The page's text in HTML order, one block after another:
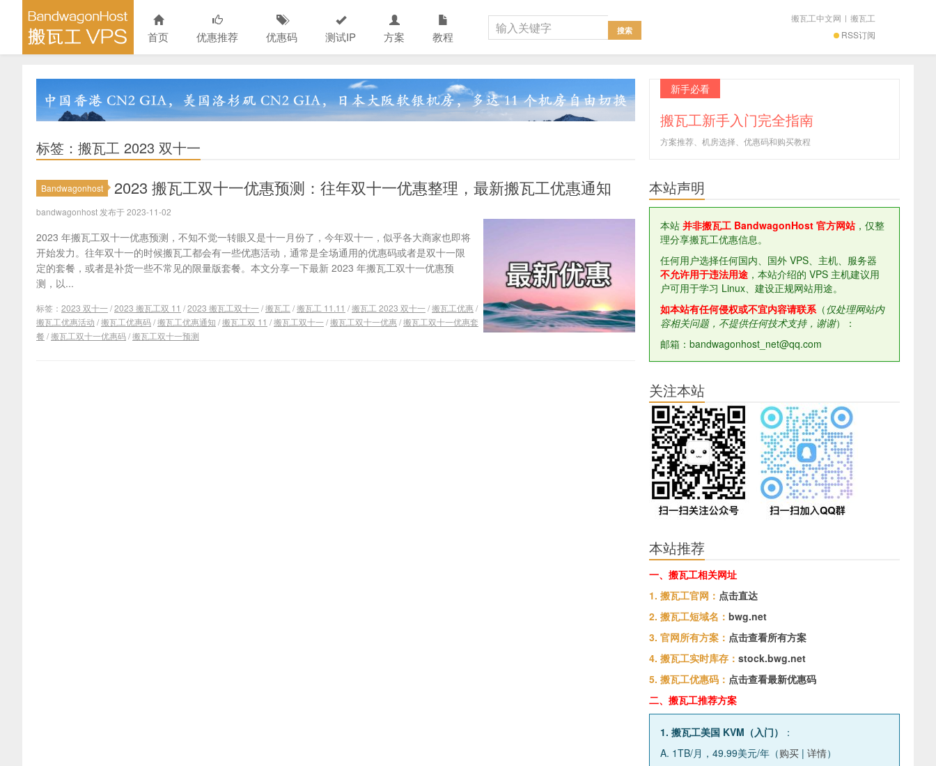
首页 优惠推荐 优惠码 测试IP 方案 教程 RSS订阅
搬瓦工中文网 | 搬瓦工
标签：搬瓦工 2023 双十一
Bandwagonhost 2023 搬瓦工双十一优惠预测：往年双十一优惠整理，最新搬瓦工优惠通知
bandwagonhost 发布于 2023-11-02
2023 年搬瓦工双十一优惠预测，不知不觉一转眼又是十一月份了，今年双十一，似乎各大商家也即将
开始发力。往年双十一的时候搬瓦工都会有一些优惠活动，通常是全场通用的优惠码或者是双十一限
定的套餐，或者是补货一些不常见的限量版套餐。本文分享一下最新 2023 年搬瓦工双十一优惠预
测，以...
标签： 2023 双十一/2023 搬瓦工双 11 /2023 搬瓦工双十一/搬瓦工 /搬瓦工 11.11 /搬瓦工 2023 双十一/搬瓦工优惠/
搬瓦工优惠活动 /搬瓦工优惠码/搬瓦工优惠通知 /搬瓦工双 11 /搬瓦工双十一/搬瓦工双十一优惠/搬瓦工双十一优惠套
餐 /搬瓦工双十一优惠码/搬瓦工双十一预测
新手必看
搬瓦工新手入门完全指南
方案推荐、机房选择、优惠码和购买教程
本站声明
本站 并非搬瓦工 BandwagonHost 官方网站，仅整
理分享搬瓦工优惠信息。
任何用户选择任何国内、国外 VPS、主机、服务器
不允许用于违法用途 ，本站介绍的 VPS 主机建议用
户可用于学习 Linux、建设正规网站用途。
如本站有任何侵权或不宜内容请联系（仅处理网站内
容相关问题，不提供任何技术支持，谢谢）：
邮箱：bandwagonhost_net@qq.com
关注本站
本站推荐
一、搬瓦工相关网址
1. 搬瓦工官网： 点击直达
2. 搬瓦工短域名： bwg.net
3. 官网所有方案： 点击查看所有方案
4. 搬瓦工实时库存： stock.bwg.net
5. 搬瓦工优惠码： 点击查看最新优惠码
二、搬瓦工推荐方案
1. 搬瓦工美国 KVM（入门）
：
A. 1TB/月，49.99美元/年（购买 | 详情）